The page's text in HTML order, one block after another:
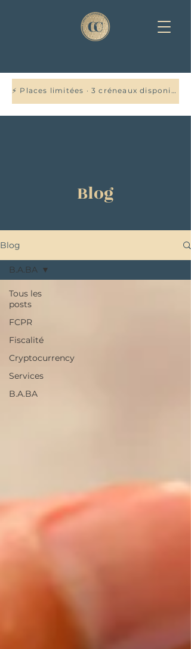
⚡ Places limitées · 3 créneaux disponibles cette semaine — Réservez votre audit offert →
Blog
Blog
Tous les
posts
FCPR
Fiscalité
Cryptocurrency
Services
B.A.BA
B.A.BA